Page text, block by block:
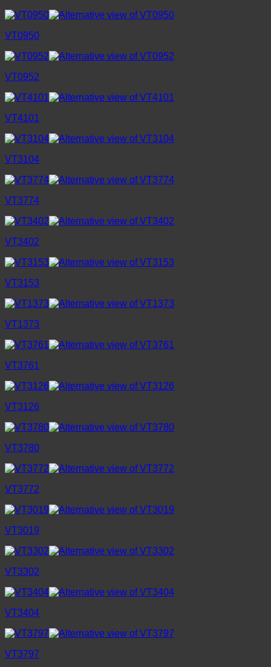
VT0950
VT0952
VT4101
VT3104
VT3774
VT3402
VT3153
VT1373
VT3761
VT3126
VT3780
VT3772
VT3019
VT3302
VT3404
VT3797